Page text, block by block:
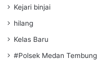
Kejari binjai
hilang
Kelas Baru
#Polsek Medan Tembung